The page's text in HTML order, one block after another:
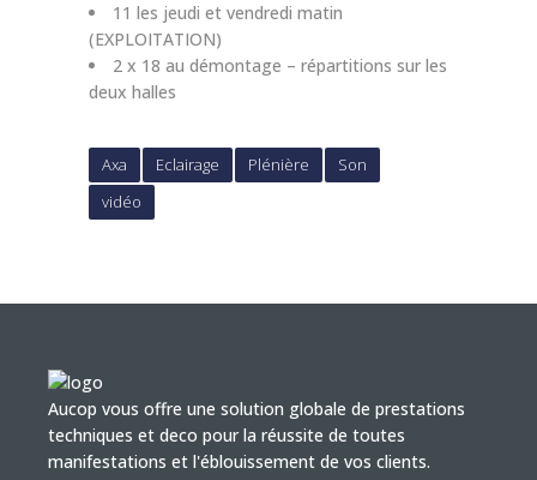
11 les jeudi et vendredi matin
(EXPLOITATION)
2 x 18 au démontage – répartitions sur les
deux halles
Axa Eclairage Plénière
Son
vidéo
Aucop vous offre une solution globale de prestations
techniques et deco pour la réussite de toutes
manifestations et l'éblouissement de vos clients.